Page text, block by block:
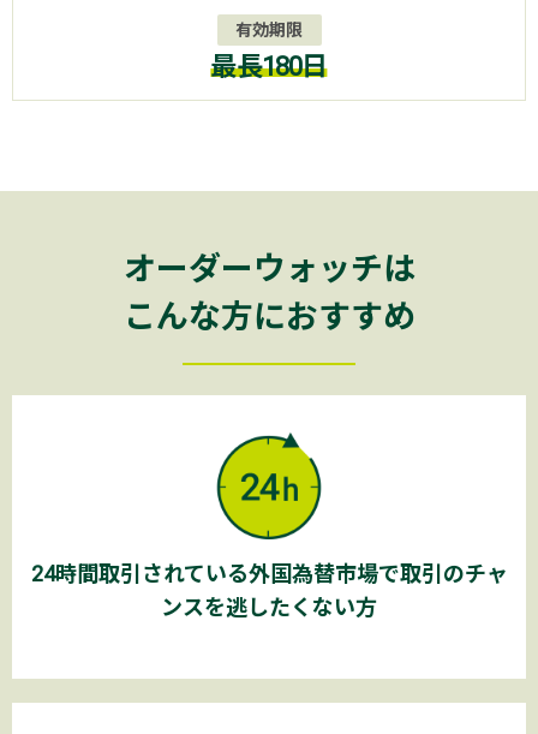
有効期限
最長180日
オーダーウォッチは
こんな方におすすめ
24時間取引されている外国為替市場で取引のチャ
ンスを逃したくない方